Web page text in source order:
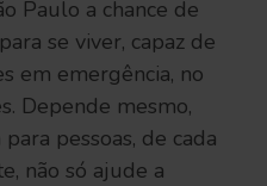
Paulo a chance de
se viver, capaz de
em emergência, no
Depende mesmo,
pessoas, de cada
não só ajude a